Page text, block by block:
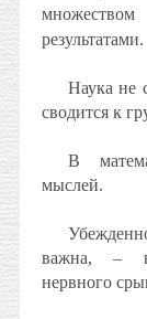
результатами.
Наука не
сводится к
В
мыслей.
важна, –
нервного